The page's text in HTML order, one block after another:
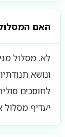
האם
לא. מסלול
ונושא
לחוסכים
יעדיף